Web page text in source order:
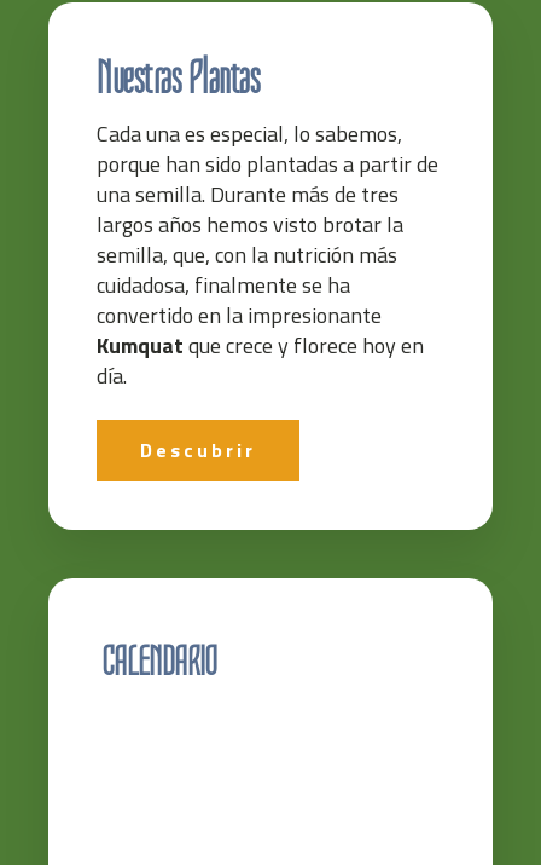
Nuestras Plantas
Cada una es especial, lo sabemos,
porque han sido plantadas a partir de
una semilla. Durante más de tres
largos años hemos visto brotar la
semilla, que, con la nutrición más
cuidadosa, finalmente se ha
convertido en la impresionante
Kumquatque crece y florece hoy en
día.
Descubrir
CALENDARIO